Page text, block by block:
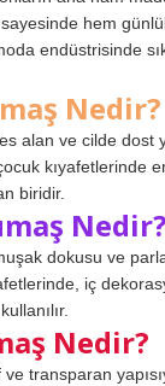
sayesinde hem
endüstrisinde
Nedir?
alan ve cilde dost
kıyafetlerinde
biridir.
Nedir?
dokusu ve
iç
Nedir?
transparan